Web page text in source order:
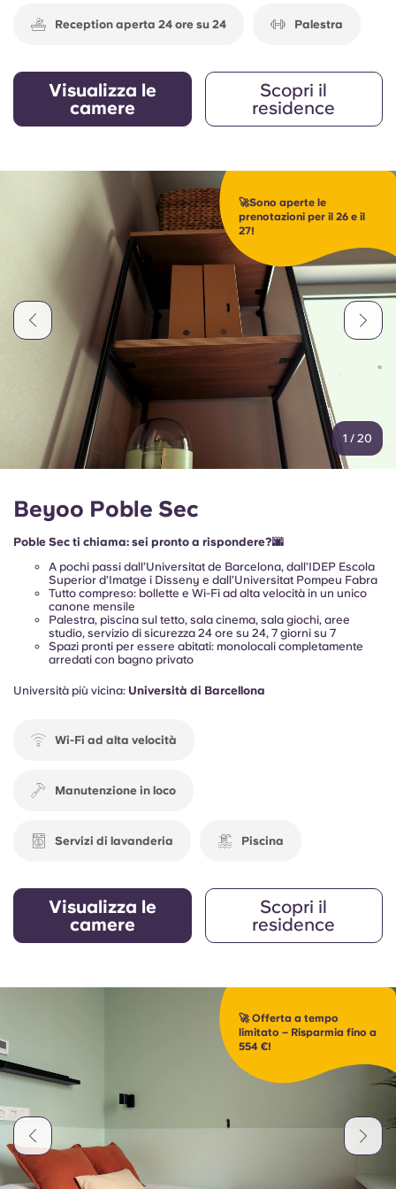
Reception aperta 24 ore su 24 Palestra
Visualizza le
camere
Scopri il
residence
🚀Sono aperte le
prenotazioni per il 26 e il
27!
1 / 20
Beyoo Poble Sec
Poble Sec ti chiama: sei pronto a rispondere?🌆
A pochi passi dall’Universitat de Barcelona, dall’IDEP Escola
Superior d’Imatge i Disseny e dall’Universitat Pompeu Fabra
Tutto compreso: bollette e Wi-Fi ad alta velocità in un unico
canone mensile
Palestra, piscina sul tetto, sala cinema, sala giochi, aree
studio, servizio di sicurezza 24 ore su 24, 7 giorni su 7
Spazi pronti per essere abitati: monolocali completamente
arredati con bagno privato
Università più vicina: Università di Barcellona
Wi-Fi ad alta velocità
Manutenzione in loco
Servizi di lavanderia Piscina
Visualizza le
camere
Scopri il
residence
🚀 Offerta a tempo
limitato – Risparmia fino a
554 €!